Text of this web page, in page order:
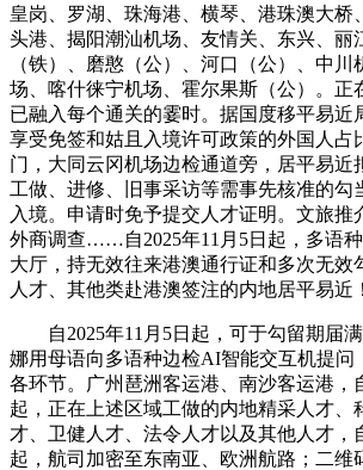
皇岗、罗湖、珠海港、横琴、港珠澳大桥
头港、揭阳潮汕机场、友情关、东兴、丽
（铁）、磨憨（公）、河口（公）、中
场、喀什徕宁机场、霍尔果斯（公）。正
已融入每个通关的霎时。据国度移平易近
享受免签和姑且入境许可政策的外国人占
门，大同云冈机场边检通道旁，居平易近
工做、进修、旧事采访等需事先核准的勾
入境。申请时免予提交人才证明。文旅推
外商调查……自2025年11月5日起，多语
大厅，持无效往来港澳通行证和多次无效
人才、其他类赴港澳签注的内地居平易近！
自2025年11月5日起，可于勾留期届
娜用母语向多语种边检AI智能交互机提问
各环节。广州琶洲客运港、南沙客运港，
起，正在上述区域工做的内地精采人才、
才、卫健人才、法令人才以及其他人才，
起，航司加密至东南亚、欧洲航路；二维